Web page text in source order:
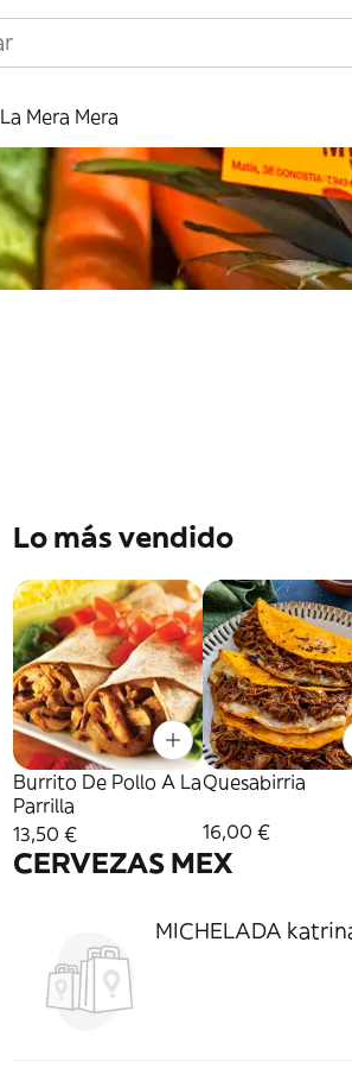
La Mera Mera
Lo más vendido
Burrito De Pollo A La
Parrilla
13,50 €
Quesabirria
16,00 €
CERVEZAS MEX
MICHELADA